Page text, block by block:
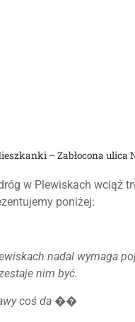
– Zabłocona ulica
w Plewiskach wciąż
poniżej:
nadal wymaga
nim być.
coś da ��